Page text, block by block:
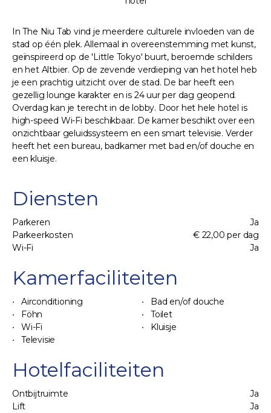
In The Niu Tab vind je meerdere culturele invloeden van de
stad op één plek. Allemaal in overeenstemming met kunst,
geïnspireerd op de 'Little Tokyo' buurt, beroemde schilders
en het Altbier. Op de zevende verdieping van het hotel heb
je een prachtig uitzicht over de stad. De bar heeft een
gezellig lounge karakter en is 24 uur per dag geopend.
Overdag kan je terecht in de lobby. Door het hele hotel is
high-speed Wi-Fi beschikbaar. De kamer beschikt over een
onzichtbaar geluidssysteem en een smart televisie. Verder
heeft het een bureau, badkamer met bad en/of douche en
een kluisje.
Diensten
Parkeren
Ja
Parkeerkosten
€ 22,00 per dag
Wi-Fi
Ja
Kamerfaciliteiten
Airconditioning
Bad en/of douche
Föhn
Toilet
Wi-Fi
Kluisje
Televisie
Hotelfaciliteiten
Ontbijtruimte
Ja
Lift
Ja